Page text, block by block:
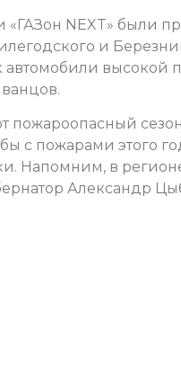
NEXT» были
и
высокой
пожароопасный
с пожарами этого
Напомним, в
Александр